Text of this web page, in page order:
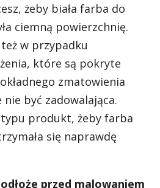
żeby biała farba do
ciemną powierzchnię.
w przypadku
które są pokryte
zmatowienia
być zadowalająca.
produkt, żeby farba
się naprawdę
przed malowaniem